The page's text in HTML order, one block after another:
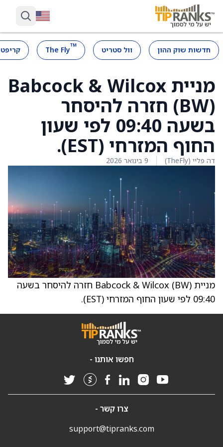
חדשות שוק ההון וול סטריט ™
The Fly
מניית Babcock & Wilcox
(BW) חזרה להיסחר
בשעה 09:40 לפי שעון
החוף המזרחי (EST).
דה פליי (TheFly) 9 בינואר 2026
מניית Babcock & Wilcox (BW) חזרה להיסחר בשעה
09:40 לפי שעון החוף המזרחי (EST).
חפשו אותנו -
צרו קשר -
support@tipranks.com